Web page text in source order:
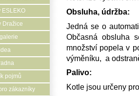
ESLEKO
Dražice
pojmů
zákazníky
Obsluha, údržba:
Jedná se o
Občasná obsluha
množství popela v
výměníku, a
Palivo:
Kotle jsou určeny